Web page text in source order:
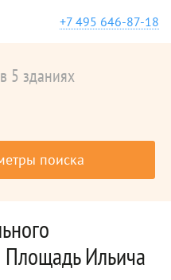
+7 495 646-87-18
5 зданиях
поиска
Ильича